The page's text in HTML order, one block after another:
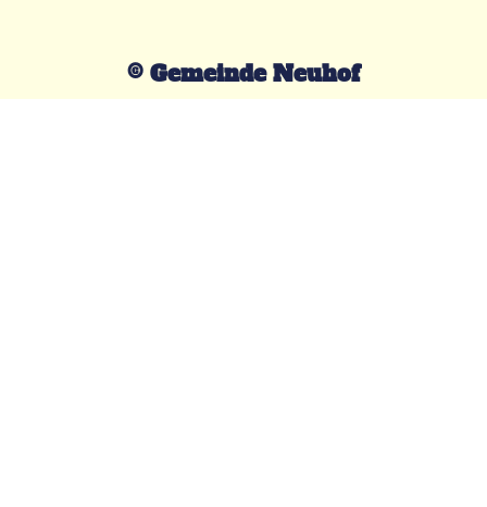
© Gemeinde Neuhof